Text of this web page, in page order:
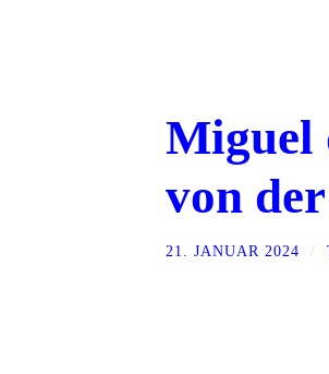
Miguel
von
21. JANUAR 2024